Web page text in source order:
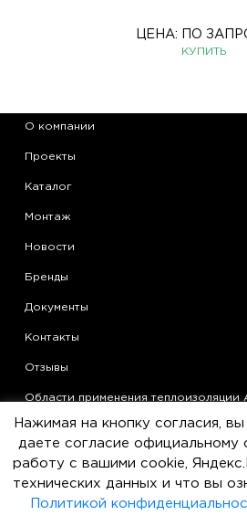
ЦЕНА: ПО
КУПИТЬ
О компании
Проекты
Каталог
Монтаж
Новости
Бренды
Документы
Контакты
Отзывы
Области применения теплоизоляции
Статьи
Политика конфиденциальности
Согласие на обработку
Нажимая на кнопку согласия,
даете согласие официальному
работу с вашими cookie,
технических данных и что вы
Политикой